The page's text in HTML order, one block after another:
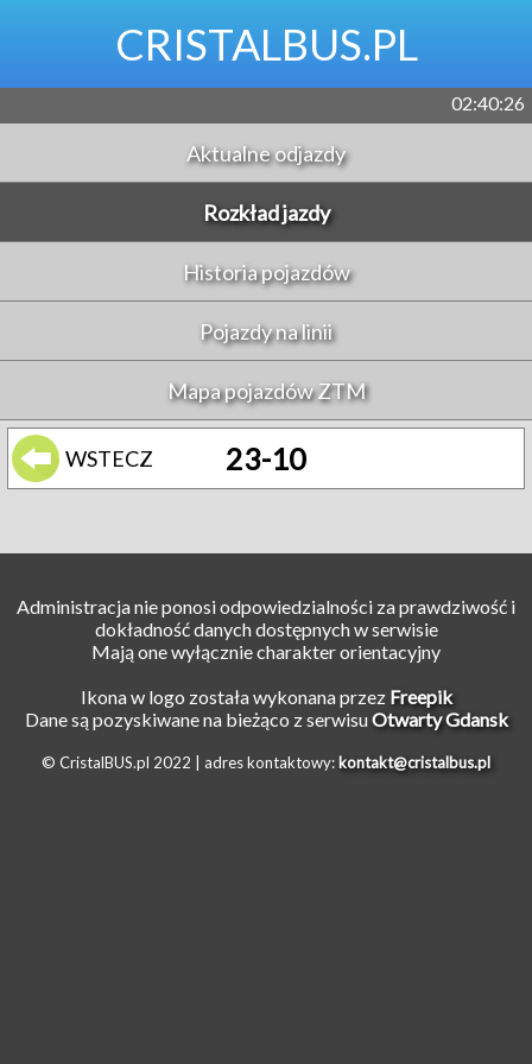
CRISTALBUS.PL
02:40:26
Aktualne odjazdy
Rozkład jazdy
Historia pojazdów
Pojazdy na linii
Mapa pojazdów ZTM
WSTECZ 23-10
Administracja nie ponosi odpowiedzialności za prawdziwość i
dokładność danych dostępnych w serwisie
Mają one wyłącznie charakter orientacyjny
Ikona w logo została wykonana przez Freepik
Dane są pozyskiwane na bieżąco z serwisuOtwarty Gdansk
© CristalBUS.pl 2022 | adres kontaktowy: kontakt@cristalbus.pl